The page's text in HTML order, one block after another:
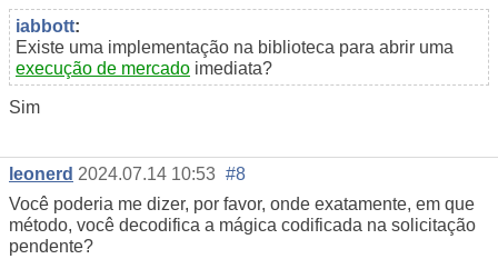
iabbott:
Existe uma implementação na biblioteca para abrir uma
execução de mercado imediata?
Sim
leonerd 2024.07.14 10:53 #8
Você poderia me dizer, por favor, onde exatamente, em que
método, você decodifica a mágica codificada na solicitação
pendente?